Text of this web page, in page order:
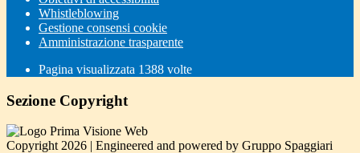
Whistleblowing
Gestione consensi cookie
Amministrazione trasparente
Pagina visualizzata 1388 volte
Sezione Copyright
Copyright 2026 | Engineered and powered by Gruppo Spaggiari